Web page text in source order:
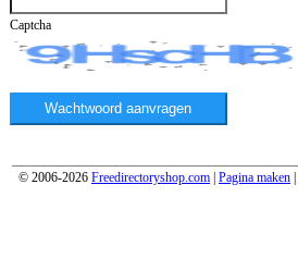
Captcha
© 2006-2026 Freedirectoryshop.com | Pagina maken |